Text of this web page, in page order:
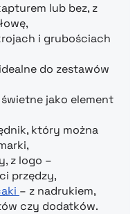
lub bez, z
i grubościach
do zestawów
jako element
który można
z logo –
przędzy,
– z nadrukiem,
czy dodatków.